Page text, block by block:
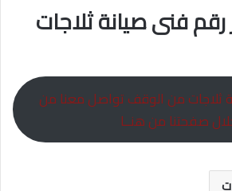
رقم فنى صيانة ثلاجات
ثلاجات من الوقف تواصل معنا من
صفحتنا من هنــا